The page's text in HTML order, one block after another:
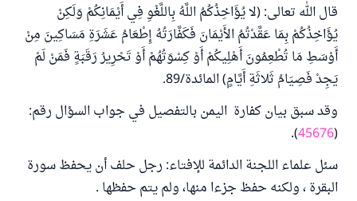
قال الله تعالى: (لا يُؤَاخِذُكُمُ اللَّهُ بِاللَّغْوِ فِي أَيْمَانِكُمْ وَلَكِنْ
يُؤَاخِذُكُمْ بِمَا عَقَّدْتُمُ الأَيْمَانَ فَكَفَّارَتُهُ إِطْعَامُ عَشَرَةِ مَسَاكِينَ مِنْ
أَوْسَطِ مَا تُطْعِمُونَ أَهْلِيكُمْ أَوْ كِسْوَتُهُمْ أَوْ تَحْرِيرُ رَقَبَةٍ فَمَنْ لَمْ
يَجِدْ فَصِيَامُ ثَلاثَةِ أَيَّامٍ) المائدة/89.
وقد سبق بيان كفارة اليمن بالتفصيل في جواب السؤال رقم:
(
45676
).
سئل علماء اللجنة الدائمة للإفتاء: رجل حلف أن يحفظ سورة
البقرة ، ولكنه حفظ جزءا منها، ولم يتم حفظها .